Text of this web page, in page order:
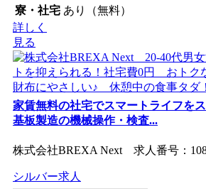
寮・社宅 あり（無料）
詳しく
見る
家賃無料の社宅でスマートライフを
基板製造の機械操作・検査...
株式会社BREXA Next 求人番号：
シルバー求人